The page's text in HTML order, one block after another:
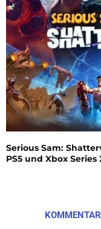
Serious Sam:
PS5 und Xbox Series